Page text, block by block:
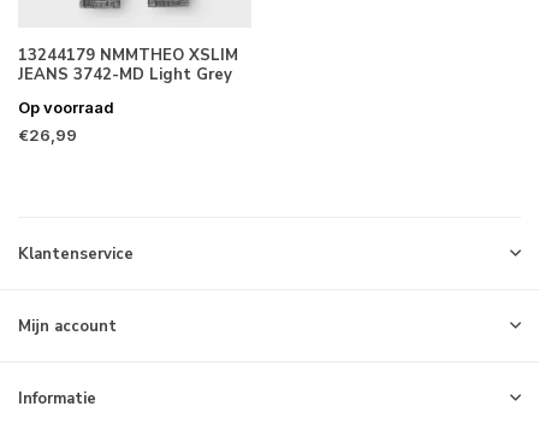
13244179 NMMTHEO XSLIM
JEANS 3742-MD Light Grey
Op voorraad
€26,99
Klantenservice
Mijn account
Informatie